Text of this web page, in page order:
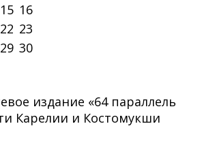
15 16
22 23
29 30
издание «64 параллель
Карелии и Костомукши